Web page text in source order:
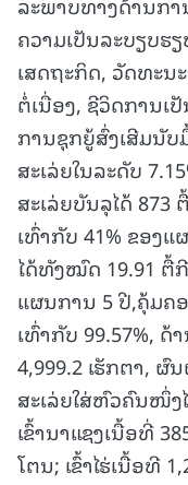
ຄວາມເປັນລະບຽບຮ
ເສດຖະກິດ, ວັດທະນ
ຕໍ່ເນື່ອງ, ຊີວິດການເ
ການຊຸກຍູ້ສົ່ງເສີມນັ
ສະເລ່ຍໃນລະດັບ
ສະເລ່ຍບັນລຸໄດ້ 873
ເທົ່າກັບ 41% ຂອງແ
ໄດ້ທັງໝົດ 19.91 ຕື້
ແຜນການ 5 ປີ,ຄຸ້ມຄ
ເທົ່າກັບ 99.57%,
4,999.2 ເຮັກຕາ,
ສະເລ່ຍໃສ່ຫົວຄົນໜຶ່ງ
ເຂົ້ານາແຊງເນື້ອທີ່
ໂຕນ; ເຂົ້າໄຮ່ເນື້ອທີ